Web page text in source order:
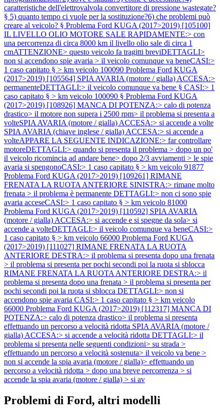
caratteristiche dell'elettrovalvola convertitore di pressione wastegate?
§ 5) quanto tempo ci vuole per la sostituzione?6) che problemi può
creare al veicolo? § Problema Ford KUGA (2017>2019) [105100]
IL LIVELLO OLIO MOTORE SALE RAPIDAMENTE:> con
una percorrenza di circa 8000 km il livello olio sale di circa 1
cmATTENZIONE> questo veicolo fa tragitti breviDETTAGLI>
non si accendono spie avaria > il veicolo comunque va beneCASI:>
1 caso capitato § > km veicolo 100090 Problema Ford KUGA
(2017>2019) [105564] SPIA AVARIA (motore / gialla) ACCESA:>
permanenteDETTAGLI:> il veicolo comunque va bene § CASI:> 1
caso capitato § > km veicolo 100090 § Problema Ford KUGA
(2017>2019) [108926] MANCA DI POTENZA:> calo di potenza
drastico> il motore non supera i 2500 rpm> il problema si presenta a
volteSPIA AVARIA (motore / gialla) ACCESA:> si accende a volte
SPIA AVARIA (chiave inglese / gialla) ACCESA:> si accende a
volteAPPARE LA SEGUENTE INDICAZIONE:> far controllare
motoreDETTAGLI:> quando si presenta il problema > dopo un po'
il veicolo ricomincia ad andare bene> dopo 2/3 avviamenti > le spie
avaria si spengonoCASI:> 1 caso capitato § > km veicolo 91877
Problema Ford KUGA (2017>2019) [109261] RIMANE
FRENATA LA RUOTA ANTERIORE SINISTRA:> rimane molto
frenata > il problema è permanente DETTAGLI:> non ci sono spie
avaria acceseCASI:> 1 caso capitato § > km veicolo 81000
Problema Ford KUGA (2017>2019) [110592] SPIA AVARIA
(motore / gialla) ACCESA:> si accende e si spegne da sola> si
accende a volteDETTAGLI:> il veicolo comunque va beneCASI:>
1 caso capitato § > km veicolo 66000 Problema Ford KUGA
(2017>2019) [111027] RIMANE FRENATA LA RUOTA
ANTERIORE DESTRA:> il problema si presenta dopo una frenata
> il problema si presenta per pochi secondi poi la ruota si sblocca
RIMANE FRENATA LA RUOTA ANTERIORE DESTRA:> il
problema si presenta dopo una frenata > il problema si presenta per
pochi secondi poi la ruota si sblocca DETTAGLI:> non si
accendono spie avaria CASI:> 1 caso capitato § > km veicolo
66000 Problema Ford KUGA (2017>2019) [112317] MANCA DI
POTENZA:> calo di potenza drastico> il problema si presenta
effettuando un percorso a velocità ridotta SPIA AVARIA (motore /
gialla) ACCESA:> si accende a velocità ridotta DETTAGLI:> il
problema si presenta nelle seguenti condizioni> su strada >
effettuando un percorso a velocità sostenuta> il veicolo va bene >
non si accende la spia avaria (motore / gialla)> effettuando un
percorso a velocità ridotta > dopo una breve percorrenza > si
accende la spia avaria (motore / gialla) > si av
Problemi di Ford, altri modelli